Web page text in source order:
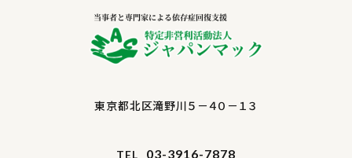
東京都北区滝野川５－４０－１３
TEL 03-3916-7878